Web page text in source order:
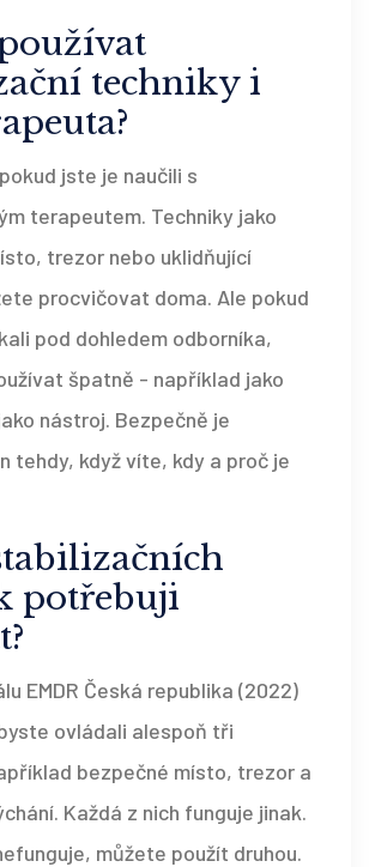
techniky i
jste je naučili s
terapeutem. Techniky jako
trezor nebo uklidňující
procvičovat doma. Ale pokud
pod dohledem odborníka,
špatně - například jako
nástroj. Bezpečně je
tehdy, když víte, kdy a proč je
potřebuji
EMDR Česká republika (2022)
ovládali alespoň tři
bezpečné místo, trezor a
Každá z nich funguje jinak.
můžete použít druhou.